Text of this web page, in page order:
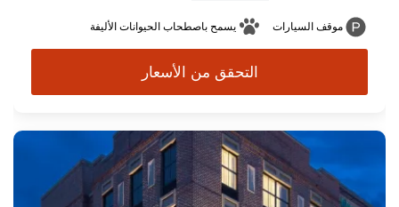
موقف السيارات يسمح باصطحاب الحيوانات الأليفة
التحقق من الأسعار